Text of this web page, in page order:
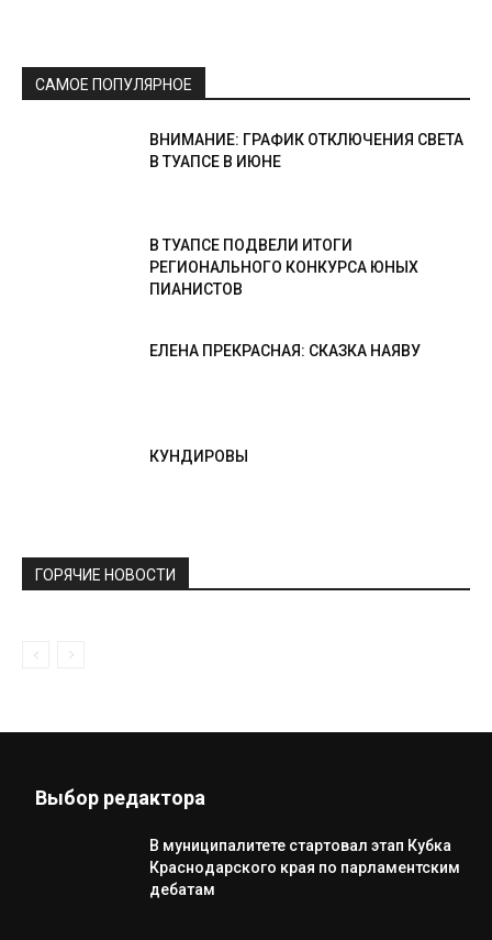
САМОЕ ПОПУЛЯРНОЕ
ВНИМАНИЕ: ГРАФИК ОТКЛЮЧЕНИЯ СВЕТА
В ТУАПСЕ В ИЮНЕ
В ТУАПСЕ ПОДВЕЛИ ИТОГИ
РЕГИОНАЛЬНОГО КОНКУРСА ЮНЫХ
ПИАНИСТОВ
ЕЛЕНА ПРЕКРАСНАЯ: СКАЗКА НАЯВУ
КУНДИРОВЫ
ГОРЯЧИЕ НОВОСТИ
Выбор редактора
В муниципалитете стартовал этап Кубка
Краснодарского края по парламентским
дебатам